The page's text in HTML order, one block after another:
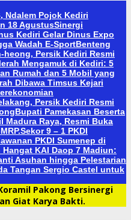
Ndalem Pojok Kediri
18 AgustusSinergi
Kediri Gelar Dinus Expo
Wadah E-SportBenteng
heong, Persik Kediri Resmi
Mengamuk di Kediri: 5
Rumah dan 5 Mobil yang
Dibawa Timsus Kejari
Persik Kediri Resmi
Bupati Pamekasan Beserta
Madura Raya, Resmi Buka
Sekor 9 – 1 PKDI
PKDI Sumenep di
Hangat KAI Daop 7 Madiun:
Asuhan hingga Pelestarian
Tangan Sergio Castel untuk
Pakong Bersinergi
Giat Karya Bakti.